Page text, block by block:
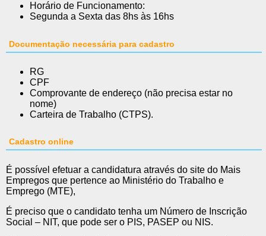
Horário de Funcionamento:
Segunda a Sexta das 8hs às 16hs
Documentação necessária para cadastro
RG
CPF
Comprovante de endereço (não precisa estar no
nome)
Carteira de Trabalho (CTPS).
Cadastro online
É possível efetuar a candidatura através do site do Mais
Empregos que pertence ao Ministério do Trabalho e
Emprego (MTE),
É preciso que o candidato tenha um Número de Inscrição
Social – NIT, que pode ser o PIS, PASEP ou NIS.